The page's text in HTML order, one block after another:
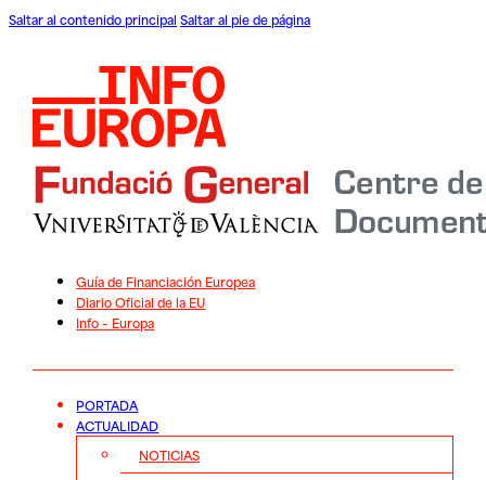
Saltar al contenido principal Saltar al pie de página
Guía de Financiación Europea
Diario Oficial de la EU
Info – Europa
PORTADA
ACTUALIDAD
NOTICIAS